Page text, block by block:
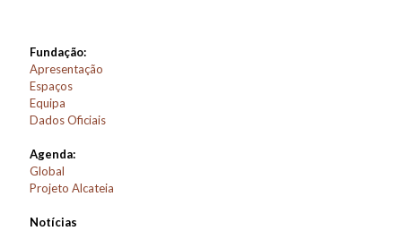
Fundação:
Apresentação
Espaços
Equipa
Dados Oficiais
Agenda:
Global
Projeto Alcateia
Notícias